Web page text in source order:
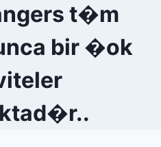
t�m
bir �ok